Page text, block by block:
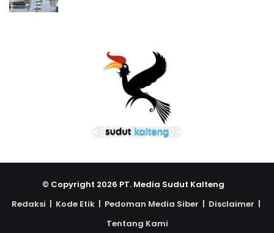
© Copyright 2026 PT. Media Sudut Kalteng
Redaksi | Kode Etik | Pedoman Media Siber | Disclaimer |
Tentang Kami